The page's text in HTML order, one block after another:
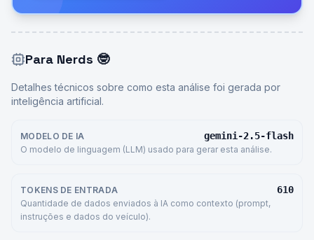
Para Nerds 🤓
Detalhes técnicos sobre como esta análise foi gerada por
inteligência artificial.
MODELO DE IA gemini-2.5-flash
O modelo de linguagem (LLM) usado para gerar esta análise.
TOKENS DE ENTRADA 610
Quantidade de dados enviados à IA como contexto (prompt,
instruções e dados do veículo).